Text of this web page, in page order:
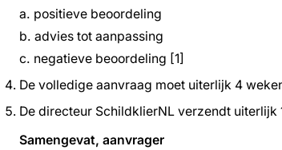
a. positieve beoordeling
b. advies tot aanpassing
c. negatieve beoordeling [1]
De volledige aanvraag moet uiterlijk 4
De directeur SchildklierNL verzendt
Samengevat, aanvrager